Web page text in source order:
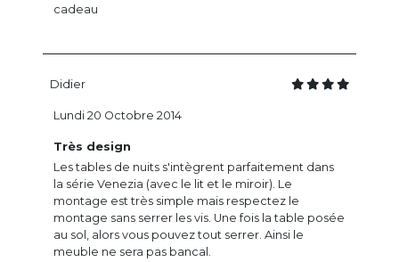
cadeau
Didier
Très design
Les tables de nuits s'intègrent parfaitement dans
la série Venezia (avec le lit et le miroir). Le
montage est très simple mais respectez le
montage sans serrer les vis. Une fois la table posée
au sol, alors vous pouvez tout serrer. Ainsi le
meuble ne sera pas bancal.
Lundi 20 Octobre 2014